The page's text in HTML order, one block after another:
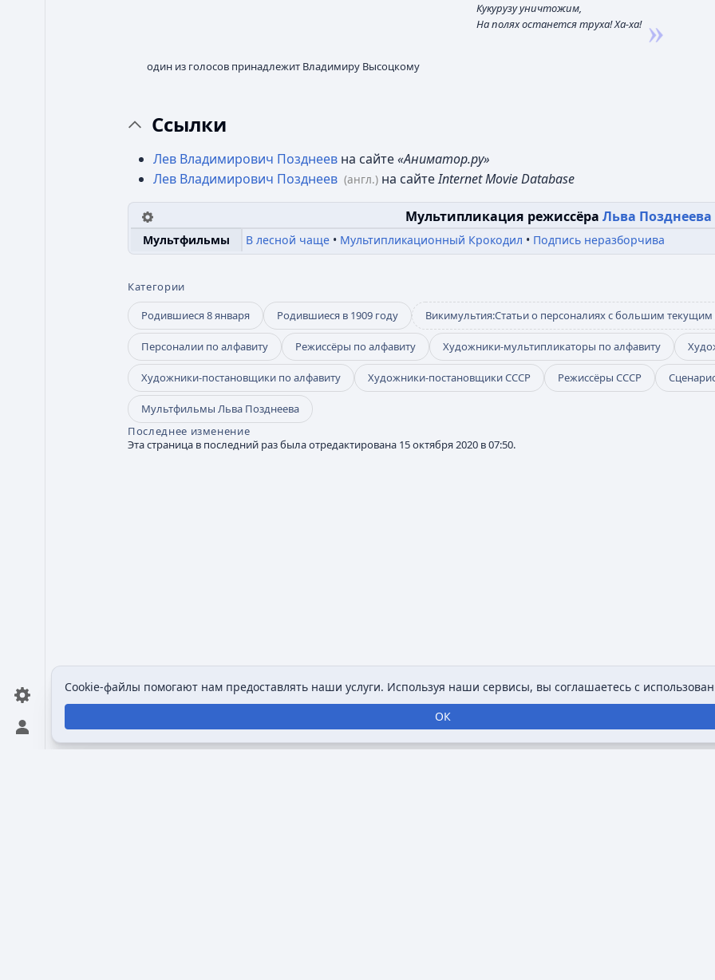
Открыть персональное меню
Кукурузу уничтожим,
На полях останется труха! Ха-ха!
один из голосов принадлежит Владимиру Высоцкому
Ссылки
Лев Владимирович Позднеев на сайте«Аниматор.ру»
Лев Владимирович Позднеев (англ.) на сайтеInternet Movie Database
Мультипликация режиссёра Льва Позднеева
Мультфильмы В лесной чаще Мультипликационный Крокодил Подпись неразборчива
Категории
Родившиеся 8 января
Родившиеся в 1909 году Викимультия:Статьи о персоналиях с большим текущим
Персоналии по алфавиту Режиссёры по алфавиту Художники-мультипликаторы по алфавиту
Художники-постановщики по алфавиту Художники-постановщики СССР Режиссёры СССР
Мультфильмы Льва Позднеева
Последнее изменение
Эта страница в последний раз была отредактирована 15 октября 2020 в 07:50.
Cookie-файлы помогают нам предоставлять наши услуги. Используя наши сервисы, вы соглашаетесь с
ОК